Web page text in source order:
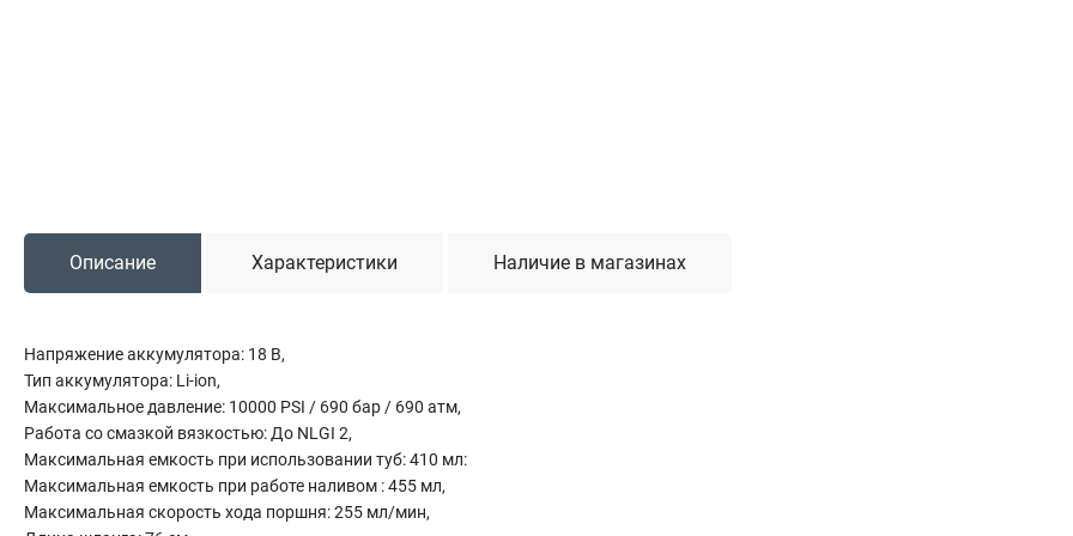
Автомобильный инструмент
Домкраты
Щетки, скребки и лопаты автомобильные
Тали цепные
Описание Характеристики Наличие в магазинах
Напряжение аккумулятора: 18 В,
Тип аккумулятора: Li-ion,
Максимальное давление: 10000 PSI / 690 бар / 690 атм,
Работа со смазкой вязкостью: До NLGI 2,
Максимальная емкость при использовании туб: 410 мл:
Максимальная емкость при работе наливом : 455 мл,
Максимальная скорость хода поршня: 255 мл/мин,